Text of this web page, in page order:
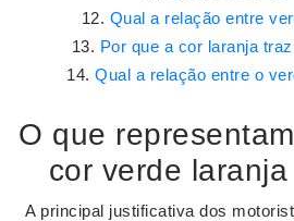
Qual a relação entre
Por que a cor laranja
Qual a relação entre o
O que
cor verde
A principal justificativa dos